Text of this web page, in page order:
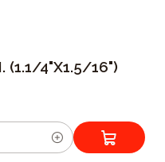
(1.1/4"X1.5/16")